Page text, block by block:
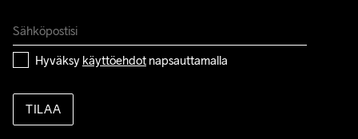
Hyväksy käyttöehdot napsauttamalla
TILAA